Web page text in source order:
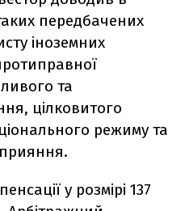
передбачених
іноземних
та
цілковитого
режиму та
у розмірі 137